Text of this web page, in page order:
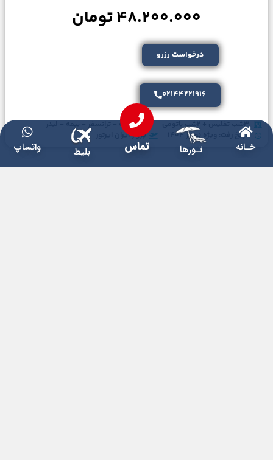
RADISSON BLU
48.200.000 تومان
درخواست رزرو
02144221916 خـانه تـورها تماس بلیط واتساپ